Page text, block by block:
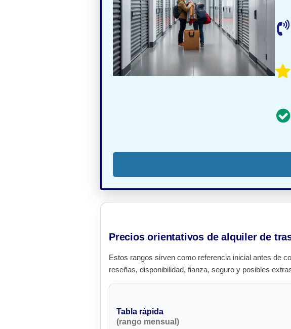
Precios orientativos de alquiler de
Estos rangos sirven como referencia inicial antes de
reseñas, disponibilidad, fianza, seguro y posibles
Tabla rápida
(rango mensual)